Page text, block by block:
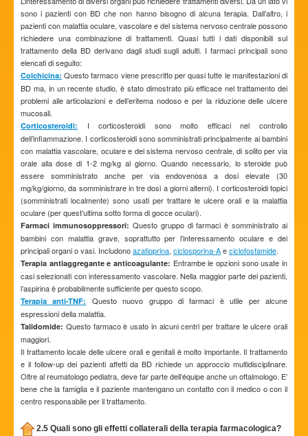
sono i pazienti con BD che non hanno bisogno di alcuna terapia. Dall’altro, i
pazienti con malattia oculare, vascolare e del sistema nervoso centrale possono
richiedere una combinazione di trattamenti. Quasi tutti i dati disponibili sul
trattamento della BD derivano dagli studi sugli adulti. I farmaci principali sono
elencati di seguito:
Colchicina: Questo farmaco viene prescritto per quasi tutte le manifestazioni di
BD ma, in un recente studio, è stato dimostrato più efficace nel trattamento dei
problemi alle articolazioni e dell’eritema nodoso e per la riduzione delle ulcere
mucosali.
Corticosteroidi:
I corticosteroidi sono molto efficaci nel controllo
dell’infiammazione. I corticosteroidi sono somministrati principalmente ai bambini
con malattia vascolare, oculare e del sistema nervoso centrale, di solito per via
orale alla dose di 1-2 mg/kg al giorno. Quando necessario, lo steroide può
essere somministrato anche per via endovenosa a dosi elevate (30
mg/kg/giorno, da somministrare in tre dosi a giorni alterni). I corticosteroidi topici
(somministrati localmente) sono usati per trattare le ulcere orali e la malattia
oculare (per quest’ultima sotto forma di gocce oculari).
Farmaci immunosoppressori: Questo gruppo di farmaci è somministrato ai
bambini con malattia grave, soprattutto per l’interessamento oculare e dei
principali organi o vasi. Includonoazatioprina, ciclosporina-Aeciclofosfamide.
Terapia antiaggregante e anticoagulante: Entrambe le opzioni sono usate in
casi selezionati con interessamento vascolare. Nella maggior parte dei pazienti,
l’aspirina è probabilmente sufficiente per questo scopo.
Terapia anti-TNF:
Questo nuovo gruppo di farmaci è utile per alcune
espressioni della malattia.
Talidomide: Questo farmaco è usato in alcuni centri per trattare le ulcere orali
maggiori.
Il trattamento locale delle ulcere orali e genitali è molto importante. Il trattamento
e il follow-up dei pazienti affetti da BD richiede un approccio multidisciplinare.
Oltre al reumatologo pediatra, deve far parte dell’équipe anche un oftalmologo. E’
bene che la famiglia e il paziente mantengano un contatto con il medico o con il
centro responsabile per il trattamento.
2.5 Quali sono gli effetti collaterali della terapia farmacologica?